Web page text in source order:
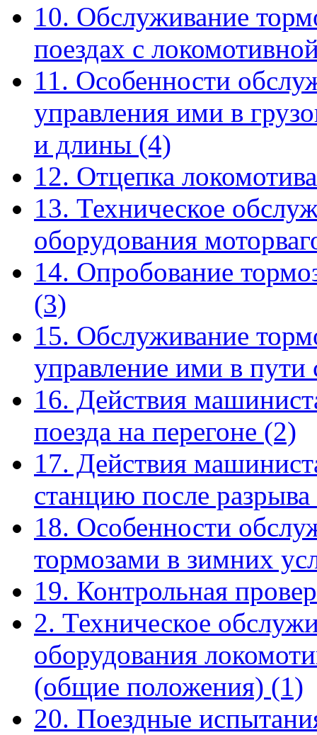
10. Обслуживание
поездах с
11. Особенности
управления ими в
и длины (4)
12. Отцепка
13. Техническое
оборудования
14. Опробование
(3)
15. Обслуживание
управление ими в пути
16. Действия
поезда на перегоне (2)
17. Действия
станцию после разрыва
18. Особенности
тормозами в зимних
19. Контрольная
2. Техническое
оборудования
(общие положения) (1)
20. Поездные